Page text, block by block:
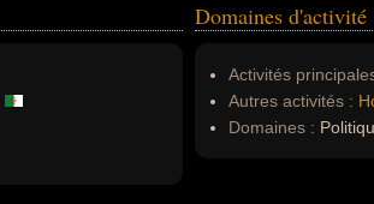
Domaines d'activité
Activités
Autres activités :
Domaines :